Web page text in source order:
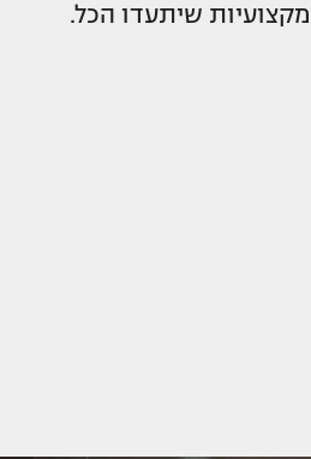
מקצועיות שיתעדו הכל.